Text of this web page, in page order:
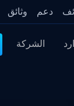
دعم وثائق
الشركة